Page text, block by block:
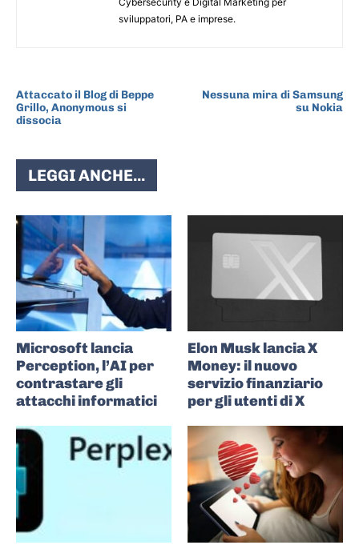
sviluppatori, PA e imprese.
Attaccato il Blog di Beppe
Grillo, Anonymous si
dissocia
Nessuna mira di Samsung
su Nokia
LEGGI ANCHE...
Microsoft lancia
Perception, l’AI per
contrastare gli
attacchi informatici
Elon Musk lancia X
Money: il nuovo
servizio finanziario
per gli utenti di X